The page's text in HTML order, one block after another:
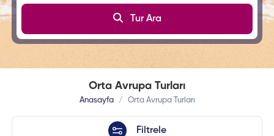
Tur Ara
Orta Avrupa Turları
Anasayfa Orta Avrupa Turları
Filtrele